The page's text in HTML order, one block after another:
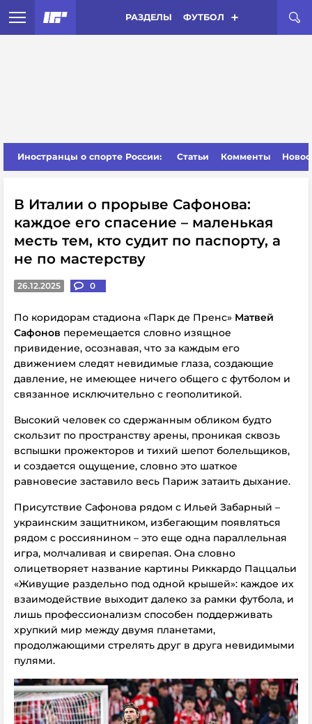
РАЗДЕЛЫ ФУТБОЛ
Иностранцы о спорте России: Статьи Комменты
В Италии о прорыве Сафонова:
каждое его спасение – маленькая
месть тем, кто судит по паспорту, а
не по мастерству
26.12.2025 0
По коридорам стадиона «Парк де Пренс» Матвей
Сафонов перемещается словно изящное
привидение, осознавая, что за каждым его
движением следят невидимые глаза, создающие
давление, не имеющее ничего общего с футболом и
связанное исключительно с геополитикой.
Высокий человек со сдержанным обликом будто
скользит по пространству арены, проникая сквозь
вспышки прожекторов и тихий шепот болельщиков,
и создается ощущение, словно это шаткое
равновесие заставило весь Париж затаить дыхание.
Присутствие Сафонова рядом с Ильей Забарный –
украинским защитником, избегающим появляться
рядом с россиянином – это еще одна параллельная
игра, молчаливая и свирепая. Она словно
олицетворяет название картины Риккардо Паццальи
«Живущие раздельно под одной крышей»: каждое их
взаимодействие выходит далеко за рамки футбола, и
лишь профессионализм способен поддерживать
хрупкий мир между двумя планетами,
продолжающими стрелять друг в друга невидимыми
пулями.